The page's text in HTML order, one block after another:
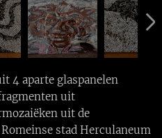
4 aparte glaspanelen
uit
uit de
stad Herculaneum